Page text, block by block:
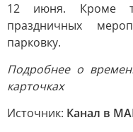
12 июня. Кроме
праздничных
парковку.
Подробнее о
карточках
Источник: Канал в